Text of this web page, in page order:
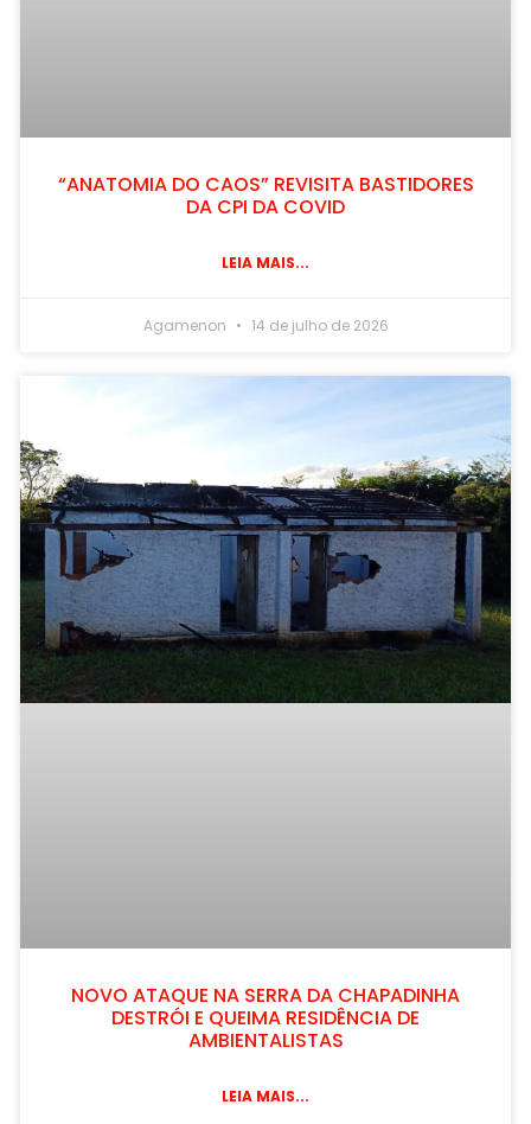
“ANATOMIA DO CAOS” REVISITA BASTIDORES
DA CPI DA COVID
LEIA MAIS...
Agamenon 14 de julho de 2026
NOVO ATAQUE NA SERRA DA CHAPADINHA
DESTRÓI E QUEIMA RESIDÊNCIA DE
AMBIENTALISTAS
LEIA MAIS...